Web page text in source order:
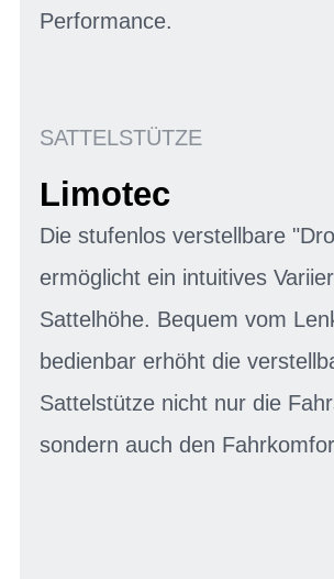
Performance.
SATTELSTÜTZE
Limotec
Die stufenlos verstellbare
ermöglicht ein intuitives
Sattelhöhe. Bequem vom
bedienbar erhöht die
Sattelstütze nicht nur die
sondern auch den